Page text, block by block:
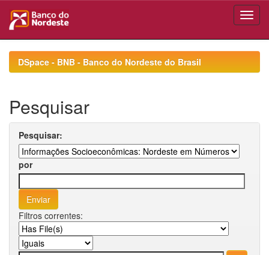
navigationDSpace - BNB - Banco do Nordeste do Brasil
Pesquisar
Pesquisar:
por
Filtros correntes: